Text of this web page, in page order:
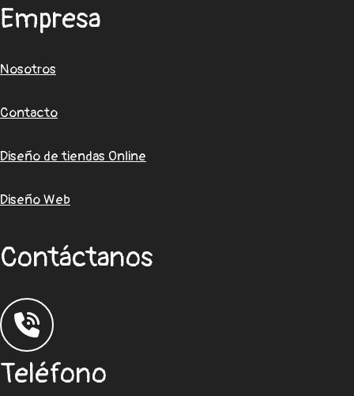
Empresa
Nosotros
Contacto
Diseño de tiendas Online
Diseño Web
Contáctanos
Teléfono